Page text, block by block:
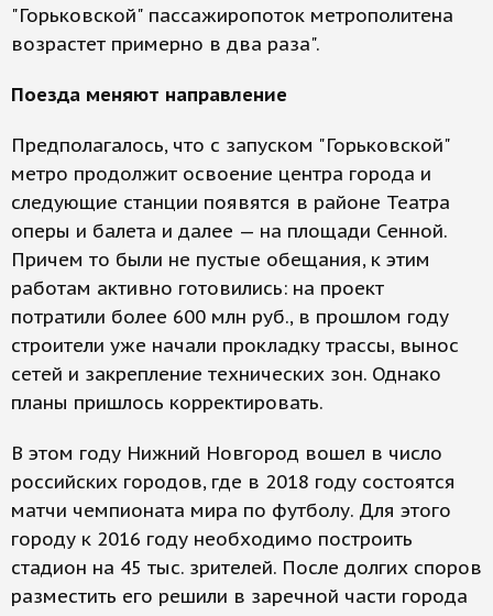
"Горьковской" пассажиропоток метрополитена
возрастет примерно в два раза".
Поезда меняют направление
Предполагалось, что с запуском "Горьковской"
метро продолжит освоение центра города и
следующие станции появятся в районе Театра
оперы и балета и далее — на площади Сенной.
Причем то были не пустые обещания, к этим
работам активно готовились: на проект
потратили более 600 млн руб., в прошлом году
строители уже начали прокладку трассы, вынос
сетей и закрепление технических зон. Однако
планы пришлось корректировать.
В этом году Нижний Новгород вошел в число
российских городов, где в 2018 году состоятся
матчи чемпионата мира по футболу. Для этого
городу к 2016 году необходимо построить
стадион на 45 тыс. зрителей. После долгих споров
разместить его решили в заречной части города